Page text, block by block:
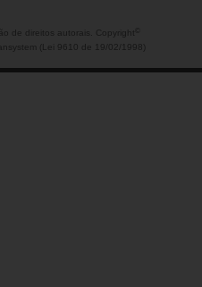
de direitos autorais. Copyright
(Lei 9610 de 19/02/1998)